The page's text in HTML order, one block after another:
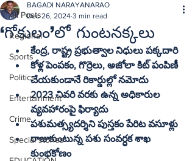
All Posts
Regional
Sports
Politics
Entertainment
Crime
Special stories
‘గోకులం’లో గుంటనక్కలు
BAGADI NARAYANARAO
Dec 26, 2024 3 min read
కేంద్ర, రాష్ట్ర ప్రభుత్వాల నిధులు పక్కదారి
కోళ్ల పెంపకం, గొర్రెలు, అజోలా కిట్‌ పంపిణీ
చేయకుండానే రికార్డుల్లో నమోదు
2023 చివరి వరకు ఉన్న అధికారుల
వ్యవహారంపై ఫిర్యాదు
పశుమత్స్యదర్శిని పుస్తకం పేరిట వసూళ్లు
రాజుకుంటున్న పశు సంవర్ధక శాఖ
కుంభకోణం